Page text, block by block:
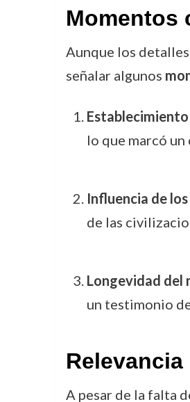
Momentos
Aunque los
señalar algunos
lo que marcó
Influencia de
de las
Longevidad del
un testimonio
Relevancia
A pesar de la falta